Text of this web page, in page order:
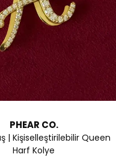
PHEAR CO.
| Kişiselleştirilebilir Queen
Harf Kolye